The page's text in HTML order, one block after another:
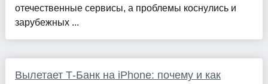
отечественные сервисы, а проблемы коснулись и
зарубежных ...
Вылетает Т-Банк на iPhone: почему и как